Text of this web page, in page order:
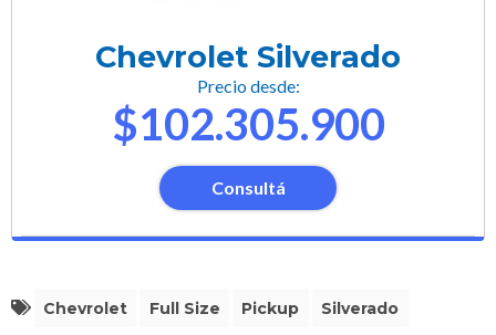
Chevrolet Silverado
Precio desde:
$102.305.900
Consultá
Chevrolet Full Size Pickup Silverado